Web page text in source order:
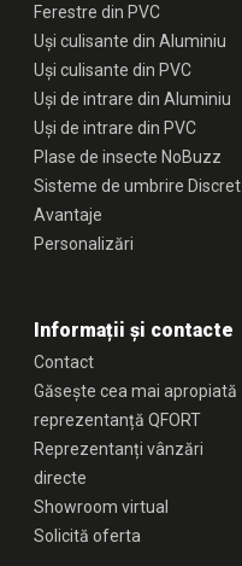
Ferestre din PVC
Uși culisante din Aluminiu
Uși culisante din PVC
Uși de intrare din Aluminiu
Uși de intrare din PVC
Plase de insecte NoBuzz
Sisteme de umbrire Discret
Avantaje
Personalizări
Informații și contacte
Contact
Găsește cea mai apropiată
reprezentanță QFORT
Reprezentanți vânzări
directe
Showroom virtual
Solicită oferta